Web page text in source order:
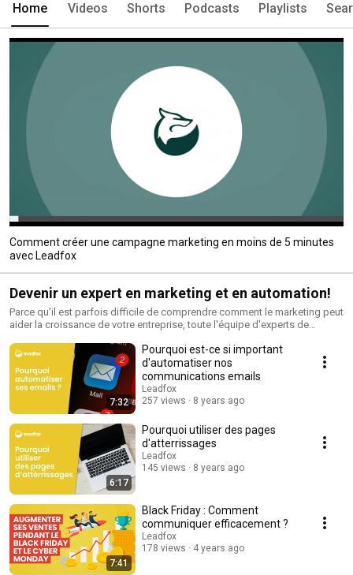
Home Videos Shorts Podcasts Playlists
Comment créer une campagne marketing en moins de 5 minutes
avec Leadfox
Devenir un expert en marketing et en automation!
Parce qu'il est parfois difficile de comprendre comment le marketing peut
aider la croissance de votre entreprise, toute l'équipe d'experts de
avec des experts qui s'expriment sur les meilleures tactiques et vous
dévoilent des stratégies inédites pour vous aider à générer plus de
prospects, déclencher plus de ventes et fidéliser votre clientèle.
7:32
Pourquoi est-ce si important
d'automatiser nos
communications emails
Leadfox
257 views
8 years ago
6:17
Pourquoi utiliser des pages
d'atterrissages
Leadfox
145 views
8 years ago
7:41
Black Friday : Comment
communiquer efficacement ?
Leadfox
178 views
4 years ago